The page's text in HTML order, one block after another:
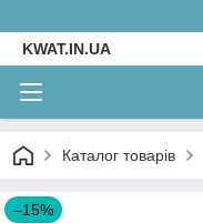
KWAT.IN.UA
Каталог товарів
–15%